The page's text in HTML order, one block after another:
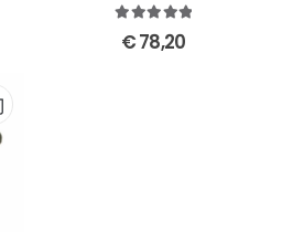
out of 5
€78,20